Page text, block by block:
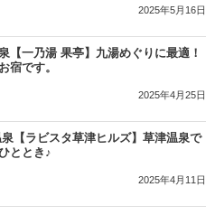
2025年5月16日
【一乃湯 果亭】九湯めぐりに最適！
宿です。
2025年4月25日
【ラビスタ草津ヒルズ】草津温泉で
ととき♪
2025年4月11日